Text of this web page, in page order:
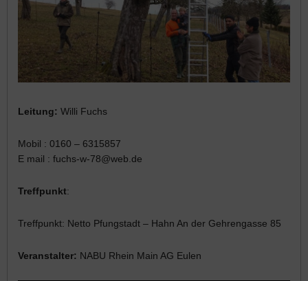
Leitung: Willi Fuchs
Mobil : 0160 – 6315857
E mail : fuchs-w-78@web.de
Treffpunkt:
Treffpunkt: Netto Pfungstadt – Hahn An der Gehrengasse 85
Veranstalter: NABU Rhein Main AG Eulen